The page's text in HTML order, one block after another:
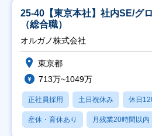
25-40【東京本社】社内SE/グ
（総合職）
オルガノ株式会社
東京都
713万~1049万
正社員採用 土日祝休み 休日
産休・育休あり 月残業20時間以内